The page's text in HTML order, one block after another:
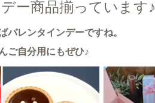
ー商品揃っています♪
バレンタインデーですね。
ご自分用にもぜひ♪